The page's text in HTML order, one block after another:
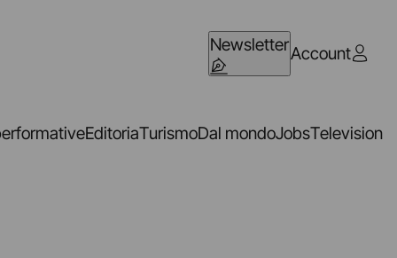
NewsletterAccount
EditoriaTurismoDal mondoJobsTelevision